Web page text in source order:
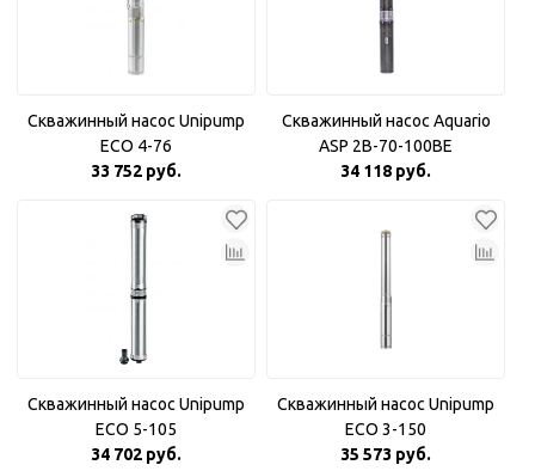
Скважинный насос Unipump
ECO 4-76
33 752 руб.
Скважинный насос Aquario
ASP 2B-70-100BE
34 118 руб.
Скважинный насос Unipump
ECO 5-105
34 702 руб.
Скважинный насос Unipump
ECO 3-150
35 573 руб.